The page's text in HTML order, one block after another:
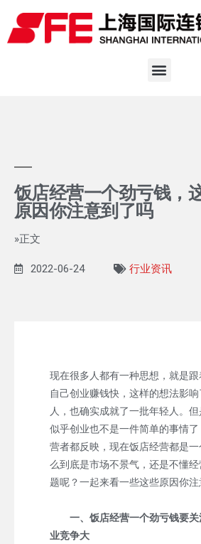
饭店经营一个劲亏钱，
原因你注意到了吗
»正文
2022-06-24 行业资讯
现在很多人都有一种思想，就是
自己创业赚钱快，这样的想法影
人，也确实成就了一批年轻人。
似乎创业也不是一件简单的事情
营者都反映，现在饭店经营都是
么到底是市场不景气，还是不懂
题呢？一起来看一些这些原因你注
一、饭店经营一个劲亏钱要
业竞争大